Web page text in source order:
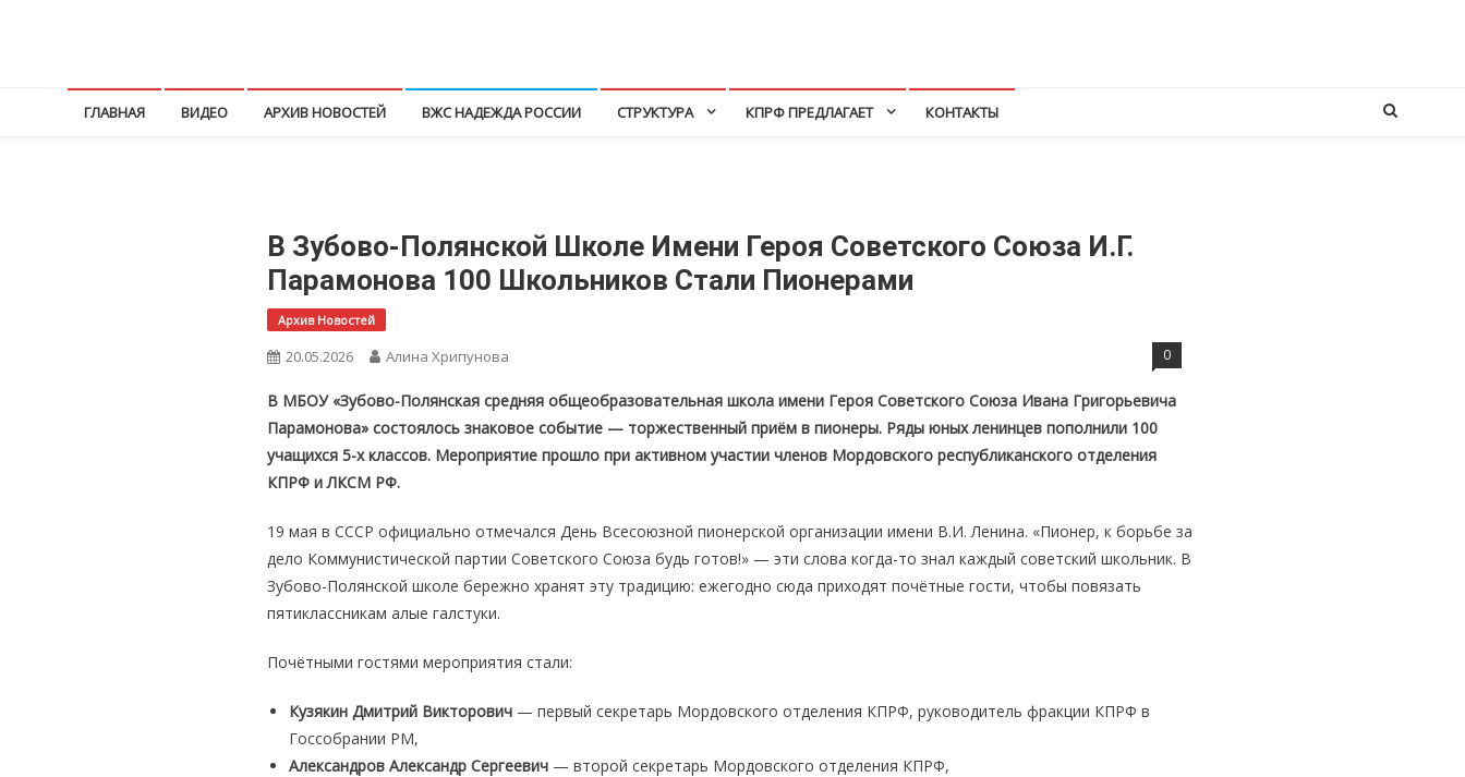
ГЛАВНАЯ ВИДЕО АРХИВ НОВОСТЕЙ ВЖС НАДЕЖДА РОССИИ СТРУКТУРА КПРФ ПРЕДЛАГАЕТ КОНТАКТЫ
В Зубово-Полянской Школе Имени Героя Советского Союза И.Г.
Парамонова 100 Школьников Стали Пионерами
Архив Новостей
20.05.2026 Алина Хрипунова 0
В МБОУ «Зубово-Полянская средняя общеобразовательная школа имени Героя Советского Союза Ивана Григорьевича
Парамонова» состоялось знаковое событие — торжественный приём в пионеры. Ряды юных ленинцев пополнили 100
учащихся 5-х классов. Мероприятие прошло при активном участии членов Мордовского республиканского отделения
КПРФ и ЛКСМ РФ.
19 мая в СССР официально отмечался День Всесоюзной пионерской организации имени В.И. Ленина. «Пионер, к борьбе за
дело Коммунистической партии Советского Союза будь готов!» — эти слова когда-то знал каждый советский школьник. В
Зубово-Полянской школе бережно хранят эту традицию: ежегодно сюда приходят почётные гости, чтобы повязать
пятиклассникам алые галстуки.
Почётными гостями мероприятия стали:
Кузякин Дмитрий Викторович — первый секретарь Мордовского отделения КПРФ, руководитель фракции КПРФ в
Госсобрании РМ,
Александров Александр Сергеевич — второй секретарь Мордовского отделения КПРФ,